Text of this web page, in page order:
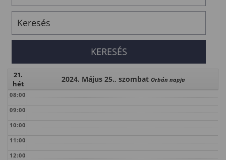
21.
hét
2024. Május 25., szombat Orbán napja
08:00
09:00
10:00
11:00
12:00